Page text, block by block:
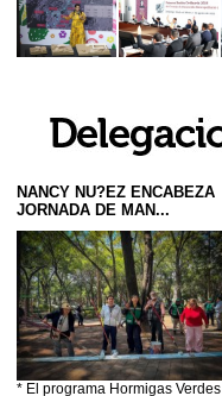
NANCY NU?EZ ENCABEZA
JORNADA DE MAN...
* El programa Hormigas Verdes